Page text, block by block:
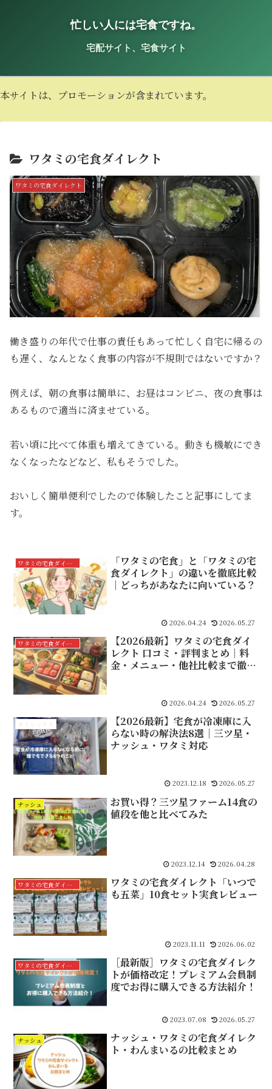
忙しい人には宅食ですね。
宅配サイト、宅食サイト
本サイトは、プロモーションが含まれています。
ワタミの宅食ダイレクト
ワタミの宅食ダイレクト
働き盛りの年代で仕事の責任もあって忙しく自宅に帰るの
も遅く、なんとなく食事の内容が不規則ではないですか？
例えば、朝の食事は簡単に、お昼はコンビニ、夜の食事は
あるもので適当に済ませている。
若い頃に比べて体重も増えてきている。動きも機敏にでき
なくなったなどなど、私もそうでした。
おいしく簡単便利でしたので体験したこと記事にしてま
す。
ワタミの宅食ダイレクト
「ワタミの宅食」と「ワタミの宅
食ダイレクト」の違いを徹底比較
｜どっちがあなたに向いている？
2026.04.24 2026.05.27
ワタミの宅食ダイレクト
【2026最新】ワタミの宅食ダイ
レクト 口コミ・評判まとめ｜料
金・メニュー・他社比較まで徹底
2026.04.24 2026.05.27
オイシックス
【2026最新】宅食が冷凍庫に入
らない時の解決法8選｜三ツ星・
ナッシュ・ワタミ対応
2023.12.18 2026.05.27
ナッシュ
お買い得？三ツ星ファーム14食の
値段を他と比べてみた
2023.12.14 2026.04.28
ワタミの宅食ダイレクト
ワタミの宅食ダイレクト「いつで
も五菜」10食セット実食レビュー
2023.11.11 2026.06.02
ワタミの宅食ダイレクト
［最新版］ワタミの宅食ダイレク
トが価格改定！プレミアム会員制
度でお得に購入できる方法紹介！
2023.07.08 2026.05.27
ナッシュ
ナッシュ・ワタミの宅食ダイレク
ト・わんまいるの比較まとめ